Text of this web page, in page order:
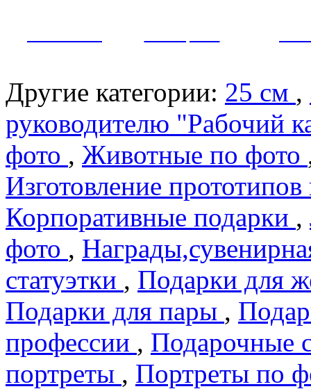
Другие категории: 25 см ,
руководителю "Рабочий
фото , Животные по фото
Изготовление
Корпоративные подарки ,
фото ,
статуэтки , Подарки для
Подарки для пары ,
профеcсии , Подарочные
портреты , Портреты по